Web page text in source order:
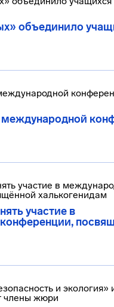
объединило
участие в